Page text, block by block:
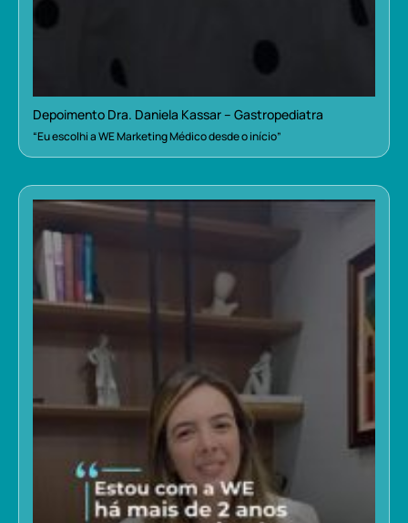
Depoimento Dra. Daniela Kassar – Gastropediatra
“Eu escolhi a WE Marketing Médico desde o início”